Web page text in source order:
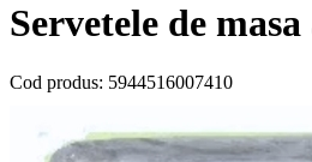
Servetele de
Cod produs: 5944516007410